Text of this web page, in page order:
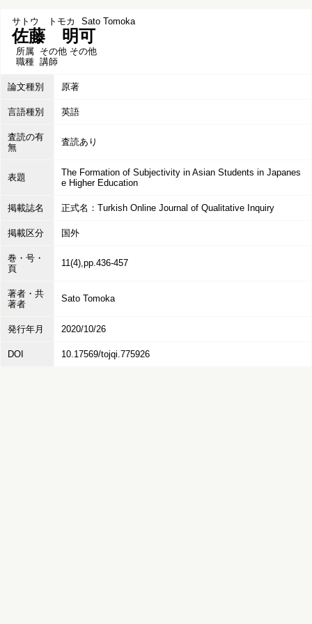
サトウ トモカ Sato Tomoka
佐藤 明可
所属 その他 その他
職種 講師
論文種別 原著
言語種別 英語
査読の有
無
査読あり
表題
The Formation of Subjectivity in Asian Students in Japanes
e Higher Education
掲載誌名 正式名：Turkish Online Journal of Qualitative Inquiry
掲載区分 国外
巻・号・
頁
11(4),pp.436-457
著者・共
著者
Sato Tomoka
発行年月 2020/10/26
DOI 10.17569/tojqi.775926